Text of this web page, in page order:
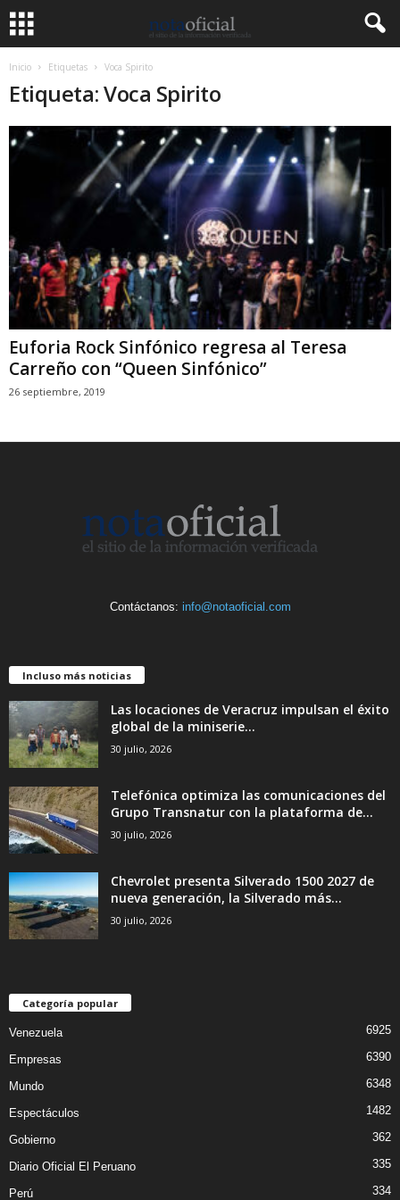
Inicio Etiquetas Voca Spirito
Etiqueta: Voca Spirito
Euforia Rock Sinfónico regresa al Teresa
Carreño con “Queen Sinfónico”
26 septiembre, 2019
Contáctanos: info@notaoficial.com
Incluso más noticias
Las locaciones de Veracruz impulsan el éxito
global de la miniserie...
30 julio, 2026
Telefónica optimiza las comunicaciones del
Grupo Transnatur con la plataforma de...
30 julio, 2026
Chevrolet presenta Silverado 1500 2027 de
nueva generación, la Silverado más...
30 julio, 2026
Categoría popular
Venezuela 6925
Empresas 6390
Mundo 6348
Espectáculos 1482
Gobierno 362
Diario Oficial El Peruano 335
Perú 334